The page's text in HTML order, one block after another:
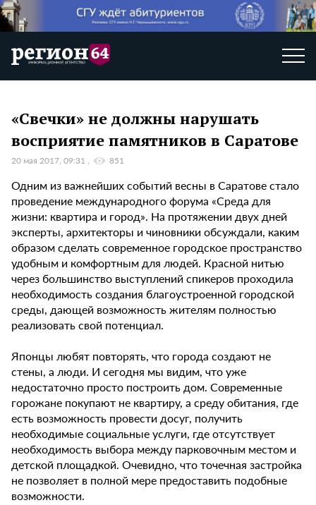
«Свечки» не должны нарушать
восприятие памятников в Саратове
20 мая 2017, 09:31 851
Одним из важнейших событий весны в Саратове стало
проведение международного форума «Среда для
жизни: квартира и город». На протяжении двух дней
эксперты, архитекторы и чиновники обсуждали, каким
образом сделать современное городское пространство
удобным и комфортным для людей. Красной нитью
через большинство выступлений спикеров проходила
необходимость создания благоустроенной городской
среды, дающей возможность жителям полностью
реализовать свой потенциал.
Японцы любят повторять, что города создают не
стены, а люди. И сегодня мы видим, что уже
недостаточно просто построить дом. Современные
горожане покупают не квартиру, а среду обитания, где
есть возможность провести досуг, получить
необходимые социальные услуги, где отсутствует
необходимость выбора между парковочным местом и
детской площадкой. Очевидно, что точечная застройка
не позволяет в полной мере предоставить подобные
возможности.